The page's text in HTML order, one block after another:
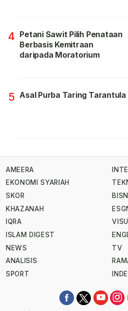
4 Petani Sawit Pilih Penataan
Berbasis Kemitraan
daripada Moratorium
5 Asal Purba Taring Tarantula
AMEERA
EKONOMI SYARIAH
SKOR
KHAZANAH
IQRA
ISLAM DIGEST
NEWS
ANALISIS
SPORT
TV